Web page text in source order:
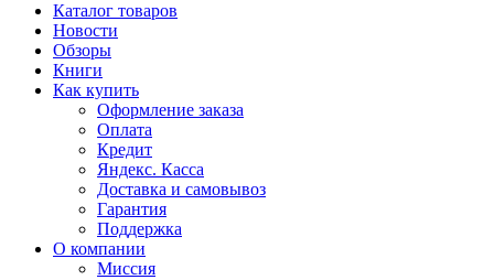
Каталог товаров
Новости
Обзоры
Книги
Как купить
Оформление заказа
Оплата
Кредит
Яндекс. Касса
Доставка и самовывоз
Гарантия
Поддержка
О компании
Миссия